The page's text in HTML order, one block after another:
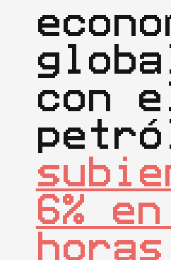
con
6%
horas